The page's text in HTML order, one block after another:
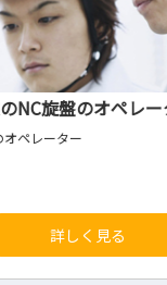
ー 製造